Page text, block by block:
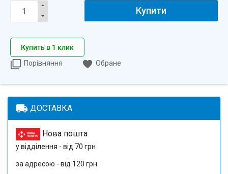
Купити
Купить в 1 клик
Порівняння
Обране
local_shipping ДОСТАВКА
Нова пошта
у відділення - від 70 грн
за адресою - від 120 грн